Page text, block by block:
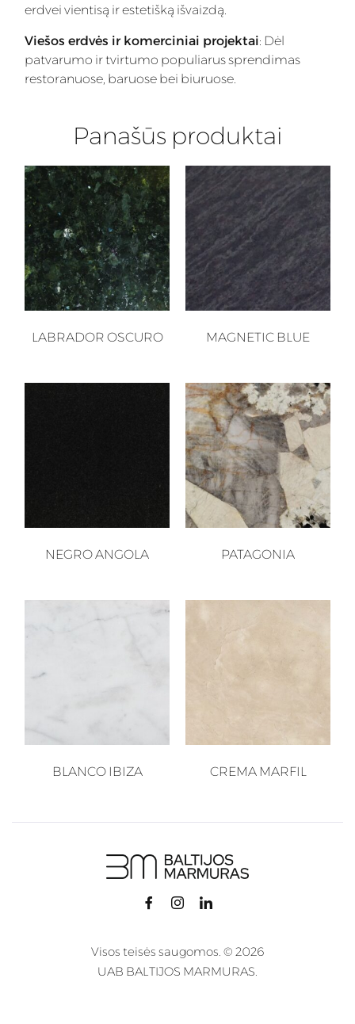
erdvei vientisą ir estetišką išvaizdą.
Viešos erdvės ir komerciniai projektai: Dėl
patvarumo ir tvirtumo populiarus sprendimas
restoranuose, baruose bei biuruose.
Panašūs produktai
LABRADOR OSCURO MAGNETIC BLUE
NEGRO ANGOLA PATAGONIA
BLANCO IBIZA CREMA MARFIL
Visos teisės saugomos. © 2026
UAB BALTIJOS MARMURAS.